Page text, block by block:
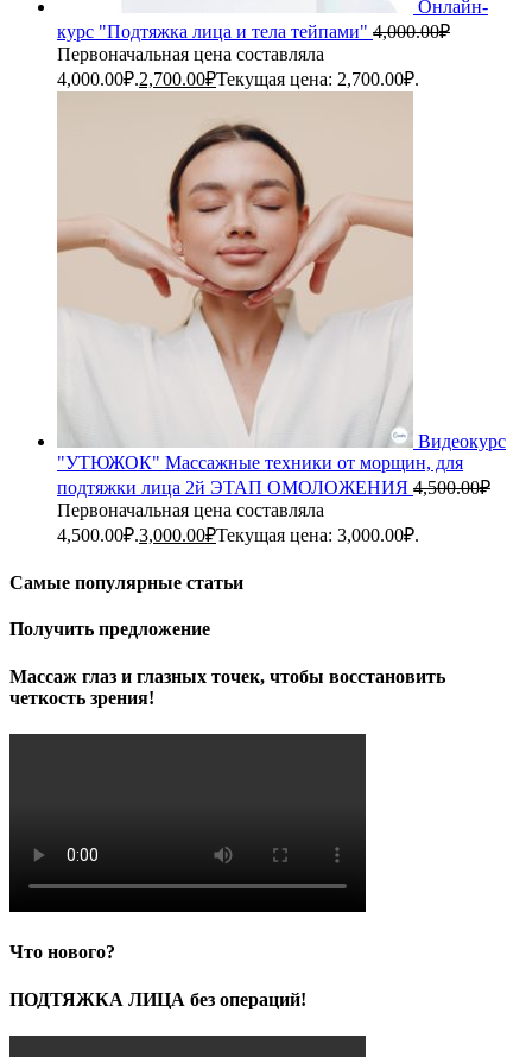
Онлайн-
курс "Подтяжка лица и тела тейпами" 4,000.00₽
Первоначальная цена составляла
4,000.00₽.2,700.00₽Текущая цена: 2,700.00₽.
Видеокурс
"УТЮЖОК" Массажные техники от морщин, для
подтяжки лица 2й ЭТАП ОМОЛОЖЕНИЯ 4,500.00₽
Первоначальная цена составляла
4,500.00₽.3,000.00₽Текущая цена: 3,000.00₽.
Самые популярные статьи
Получить предложение
Массаж глаз и глазных точек, чтобы восстановить
четкость зрения!
Что нового?
ПОДТЯЖКА ЛИЦА без операций!